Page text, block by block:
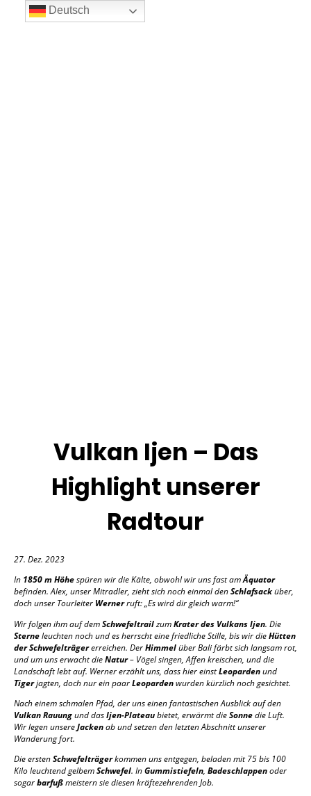
Vulkan Ijen – Das
Highlight unserer
Radtour
27. Dez. 2023
In 1850 m Höhespüren wir die Kälte, obwohl wir uns fast amÄquator
befinden. Alex, unser Mitradler, zieht sich noch einmal denSchlafsacküber,
doch unser Tourleiter Wernerruft: „Es wird dir gleich warm!“
Wir folgen ihm auf demSchwefeltrailzumKrater des Vulkans Ijen. Die
Sterneleuchten noch und es herrscht eine friedliche Stille, bis wir dieHütten
der Schwefelträgererreichen. DerHimmelüber Bali färbt sich langsam rot,
und um uns erwacht dieNatur– Vögel singen, Affen kreischen, und die
Landschaft lebt auf. Werner erzählt uns, dass hier einstLeopardenund
Tigerjagten, doch nur ein paarLeopardenwurden kürzlich noch gesichtet.
Nach einem schmalen Pfad, der uns einen fantastischen Ausblick auf den
Vulkan Rauungund dasIjen-Plateaubietet, erwärmt dieSonnedie Luft.
Wir legen unsereJackenab und setzen den letzten Abschnitt unserer
Wanderung fort.
Die erstenSchwefelträgerkommen uns entgegen, beladen mit 75 bis 100
Kilo leuchtend gelbemSchwefel. InGummistiefeln, Badeschlappenoder
sogarbarfußmeistern sie diesen kräftezehrenden Job.
Deutsch